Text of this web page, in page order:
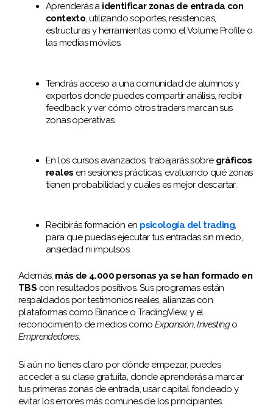
Aprenderás a identificar zonas de entrada con
contexto, utilizando soportes, resistencias,
estructuras y herramientas como el Volume Profile o
las medias móviles.
Tendrás acceso a una comunidad de alumnos y
expertos donde puedes compartir análisis, recibir
feedback y ver cómo otros traders marcan sus
zonas operativas.
En los cursos avanzados, trabajarás sobre gráficos
reales en sesiones prácticas, evaluando qué zonas
tienen probabilidad y cuáles es mejor descartar.
Recibirás formación en psicología del trading,
para que puedas ejecutar tus entradas sin miedo,
ansiedad ni impulsos.
Además, más de 4.000 personas ya se han formado en
TBS con resultados positivos. Sus programas están
respaldados por testimonios reales, alianzas con
plataformas como Binance o TradingView, y el
reconocimiento de medios como Expansión,Investingo
Emprendedores.
Si aún no tienes claro por dónde empezar, puedes
acceder a su clase gratuita, donde aprenderás a marcar
tus primeras zonas de entrada, usar capital fondeado y
evitar los errores más comunes de los principiantes.